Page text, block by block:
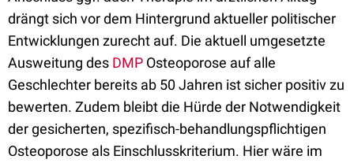
drängt sich vor dem Hintergrund aktueller politischer
Entwicklungen zurecht auf. Die aktuell umgesetzte
Ausweitung des DMP Osteoporose auf alle
Geschlechter bereits ab 50 Jahren ist sicher positiv zu
bewerten. Zudem bleibt die Hürde der Notwendigkeit
der gesicherten, spezifisch-behandlungspflichtigen
Osteoporose als Einschlusskriterium. Hier wäre im